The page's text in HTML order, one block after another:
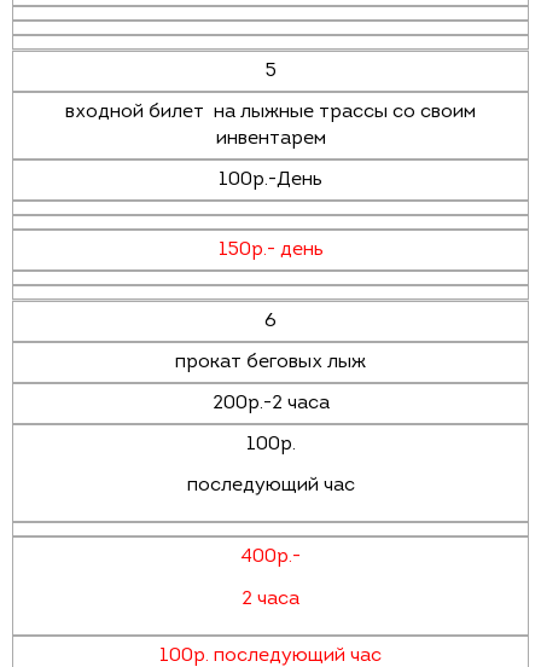
5
входной билет на лыжные трассы со своим
инвентарем
100р.-День
150р.- день
6
прокат беговых лыж
200р.-2 часа
100р.
последующий час
400р.-
2 часа
100р. последующий час